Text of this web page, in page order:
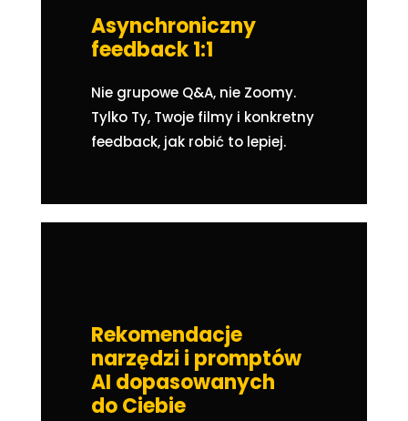
Asynchroniczny
feedback 1:1
Nie grupowe Q&A, nie Zoomy.
Tylko Ty, Twoje filmy i konkretny
feedback, jak robić to lepiej.
Rekomendacje
narzędzi i promptów
AI dopasowanych
do Ciebie